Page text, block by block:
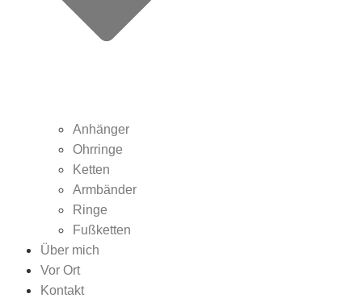
Anhänger
Ohrringe
Ketten
Armbänder
Ringe
Fußketten
Über mich
Vor Ort
Kontakt